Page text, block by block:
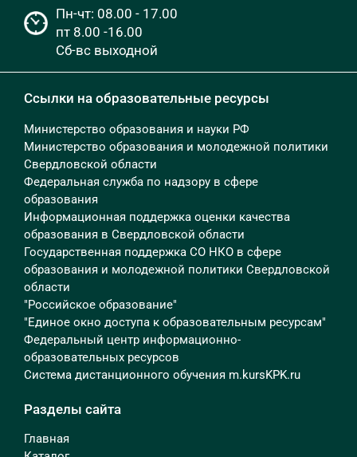
Пн-чт: 08.00 - 17.00
пт 8.00 -16.00
Сб-вс выходной
Ссылки на образовательные ресурсы
Министерство образования и науки РФ
Министерство образования и молодежной политики
Свердловской области
Федеральная служба по надзору в сфере
образования
Информационная поддержка оценки качества
образования в Свердловской области
Государственная поддержка СО НКО в сфере
образования и молодежной политики Свердловской
области
"Российское образование"
"Единое окно доступа к образовательным ресурсам"
Федеральный центр информационно-
образовательных ресурсов
Система дистанционного обучения m.kursKPK.ru
Разделы сайта
Главная